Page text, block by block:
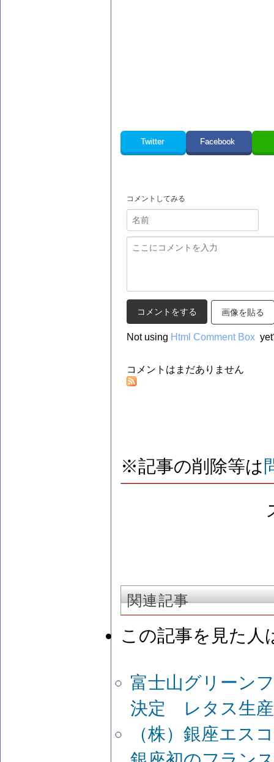
Twitter Facebook
コメントしてみる
画像を貼る
Not using Html Comment Box
コメントはまだありません
※記事の削除等は
関連記事
この記事を見た人
富士山グリーン
決定 レタス生
（株）銀座エ